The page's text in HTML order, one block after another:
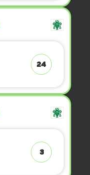
24
3